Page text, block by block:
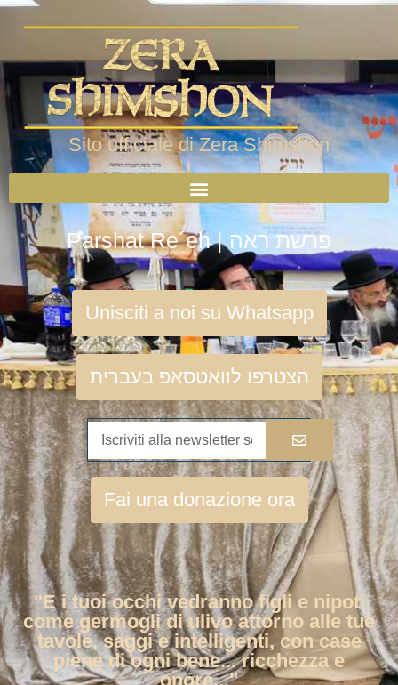
Sito ufficiale di Zera Shimshon
Parshat Re´eh | פרשת ראה
Unisciti a noi su Whatsapp
הצטרפו לוואטסאפ בעברית
Fai una donazione ora
"E i tuoi occhi vedranno figli e nipoti
come germogli di ulivo attorno alle tue
tavole, saggi e intelligenti, con case
piene di ogni bene... ricchezza e
onore..."